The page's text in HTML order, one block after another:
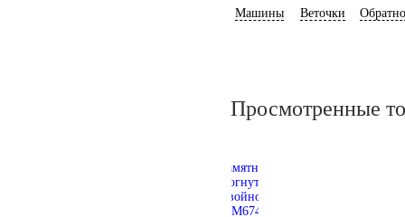
Машины Веточки
Просмотренные